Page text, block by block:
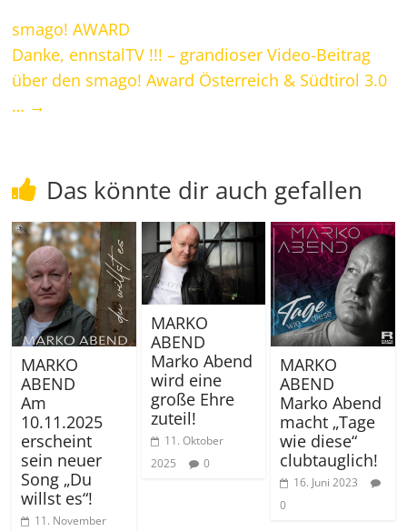
smago! AWARD
Danke, ennstalTV !!! – grandioser Video-Beitrag
über den smago! Award Österreich & Südtirol 3.0
… →
Das könnte dir auch gefallen
MARKO
ABEND
Am
10.11.2025
erscheint
sein neuer
Song „Du
willst es“!
11. November
MARKO
ABEND
Marko Abend
wird eine
große Ehre
zuteil!
11. Oktober
2025
0
MARKO
ABEND
Marko Abend
macht „Tage
wie diese“
clubtauglich!
16. Juni 2023
0